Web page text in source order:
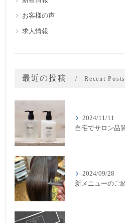
お客様の声
求人情報
最近の投稿 Recent Posts
2024/11/11
2024/09/28